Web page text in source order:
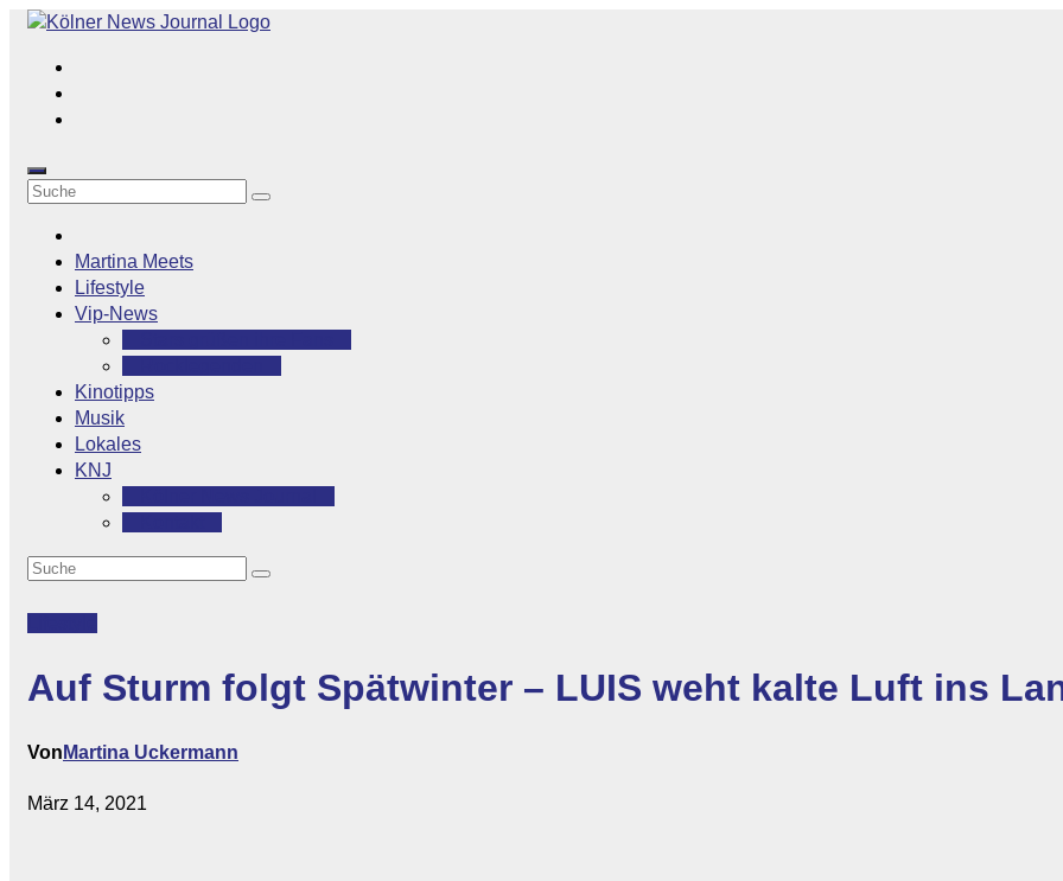
Zum
springen
Martina Meets
Lifestyle
Vip-News
Kinotipps
Musik
Lokales
KNJ
Auf Sturm folgt Spätwinter – LUIS weht kalte Luft ins
Von Martina Uckermann
März 14, 2021